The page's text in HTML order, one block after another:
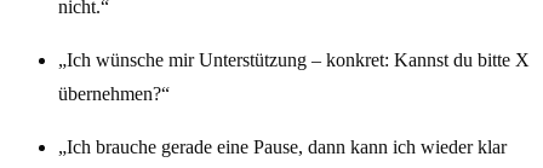
nicht.“
„Ich wünsche mir Unterstützung – konkret: Kannst du bitte X
übernehmen?“
„Ich brauche gerade eine Pause, dann kann ich wieder klar